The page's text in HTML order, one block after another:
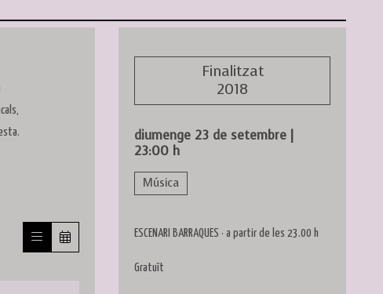
Finalitzat
2018
diumenge 23 de setembre |
23:00 h
Música
ESCENARI BARRAQUES · a partir de les 23.00 h
Gratuït